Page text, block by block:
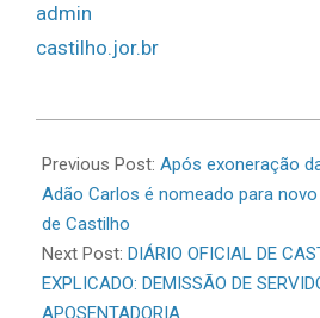
admin
castilho.jor.br
07-
08
Previous Post: Após exoneração
Adão Carlos é nomeado para
de Castilho
Next Post: DIÁRIO OFICIAL DE
EXPLICADO: DEMISSÃO DE
APOSENTADORIA